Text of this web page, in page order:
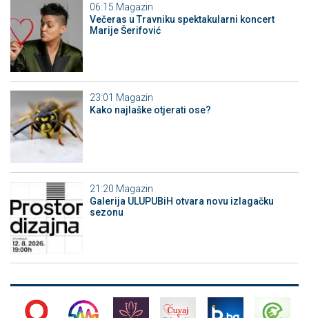
06:15 Magazin
Večeras u Travniku spektakularni koncert
Marije Šerifović
23:01 Magazin
Kako najlaške otjerati ose?
21:20 Magazin
Galerija ULUPUBiH otvara novu izlagačku
sezonu